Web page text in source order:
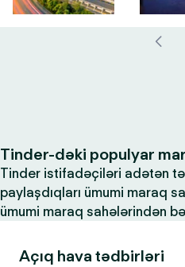
Tinder-dəki populyar
Tinder istifadəçiləri adətən
paylaşdıqları ümumi maraq
ümumi maraq sahələrindən
Açıq hava tədbirləri